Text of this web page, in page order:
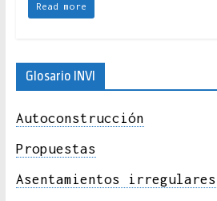
Read more
Glosario INVI
Autoconstrucción
Propuestas
Asentamientos irregulares